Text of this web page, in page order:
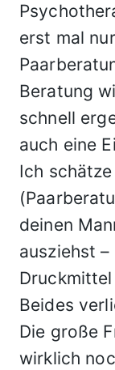
erst mal
Beratung
schnell
auch eine
Ich
deinen
ausziehst
Beides
Die große
wirklich